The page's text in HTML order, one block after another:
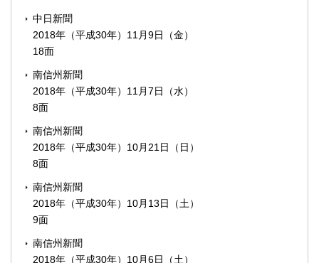
中日新聞
2018年（平成30年）11月9日（金）
18面
南信州新聞
2018年（平成30年）11月7日（水）
8面
南信州新聞
2018年（平成30年）10月21日（日）
8面
南信州新聞
2018年（平成30年）10月13日（土）
9面
南信州新聞
2018年（平成30年）10月6日（土）